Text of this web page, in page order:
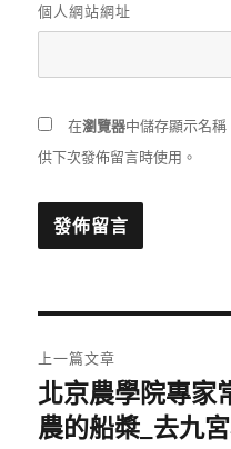
個人網站網址
在瀏覽器中儲存顯示名
供下次發佈留言時使用。
章
導
上一篇文章
上
一
北京農學院專家
農的船槳_去九